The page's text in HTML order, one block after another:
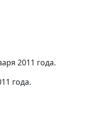
2011 года.
года.